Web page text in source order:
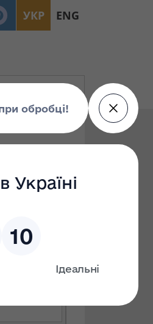
УКР ENG